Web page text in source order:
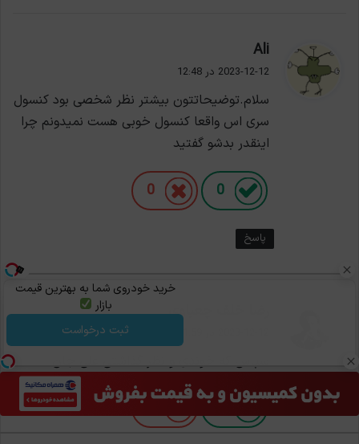
Ali
ف
:
2023-12-12 در 12:48
سلام.توضیحاتتون بیشتر نظر شخصی بود کنسول
سری اس واقعا کنسول خوبی هست نمیدونم چرا
اینقدر بدشو گفتید
0
0
پاسخ
رضا خلف چعباوی
ت
0
خرید خودروی شما به بهترین قیمت
بازار
ثبت درخواست